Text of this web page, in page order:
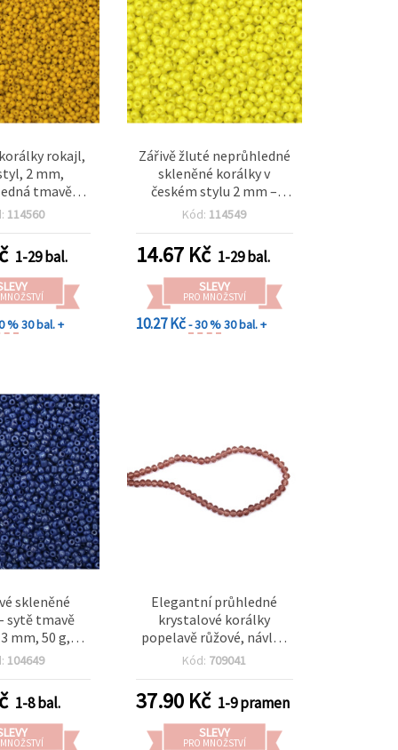
rokajl,
2 mm,
tmavě
15 g (±2
114560
1-29 bal.
%30 bal. +
Zářivě žluté neprůhledné
skleněné korálky v
českém stylu 2 mm –
ideální na šperky, vyšívání
(~2050 ks)
Kód: 114549
14.67Kč 1-29 bal.
SLEVY
PRO MNOŽSTVÍ
10.27 Kč- 30 %30 bal. +
skleněné
sytě tmavě
mm, 50 g,
ruční výrobu
DIY
104649
1-8 bal.
Elegantní průhledné
krystalové korálky
popelavě růžové, návlek
6×4 mm, otvor 1 mm –
a kreativní dekorace, ~88
ks
Kód: 709041
37.90Kč 1-9 pramen
SLEVY
PRO MNOŽSTVÍ